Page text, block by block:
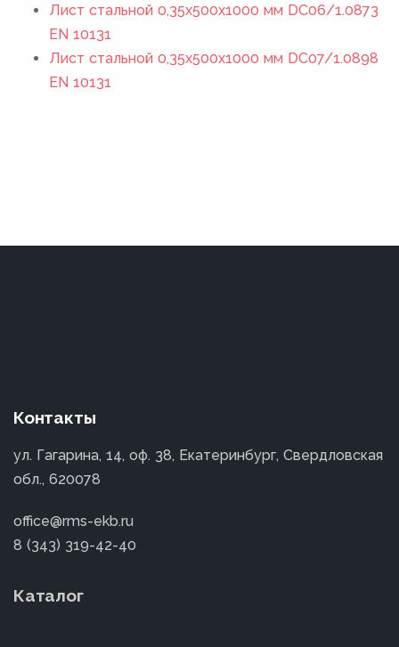
Лист стальной 0,35х500х1000 мм DC06/1.0873
EN 10131
Лист стальной 0,35х500х1000 мм DC07/1.0898
EN 10131
Контакты
ул. Гагарина, 14, оф. 38, Екатеринбург, Свердловская
обл., 620078
office@rms-ekb.ru
8 (343) 319-42-40
Каталог